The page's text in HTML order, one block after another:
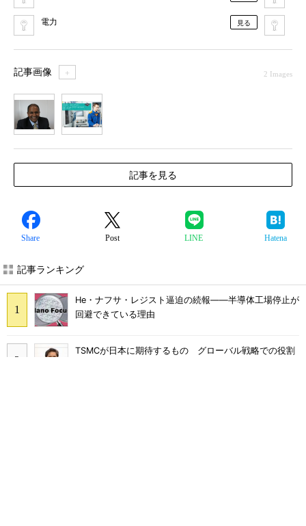
電力 見る
記事画像 ＋ 2 Images
記事を見る
Share Post LINE Hatena
記事ランキング
He・ナフサ・レジスト逼迫の続報――半導体工場停止が
回避できている理由
TSMCが日本に期待するもの グローバル戦略での役割